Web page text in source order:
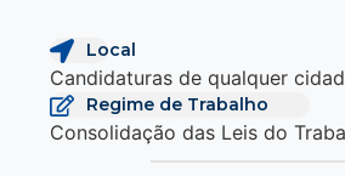
Local
Candidaturas de qualquer
Regime de Trabalho
Consolidação das Leis do